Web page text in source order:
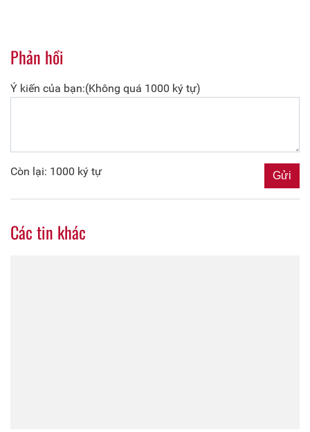
Phản hồi
Ý kiến của bạn:(Không quá 1000 ký tự)
Còn lại: 1000 ký tự
Các tin khác